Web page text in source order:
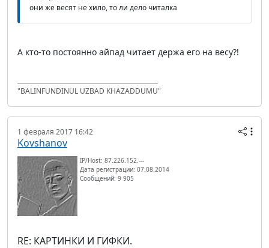
они же весят не хило, то ли дело читалка
А кто-то постоянно айпад читает держа его на весу?!
"BALINFUNDINUL UZBAD KHAZADDUMU"
1 февраля 2017 16:42
Kovshanov
IP/Host: 87.226.152.---
Дата регистрации: 07.08.2014
Сообщений: 9 905
RE: КАРТИНКИ И ГИФКИ.